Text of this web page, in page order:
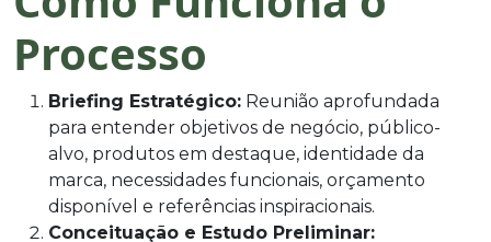
Processo
Briefing Estratégico: Reunião aprofundada
para entender objetivos de negócio, público-
alvo, produtos em destaque, identidade da
marca, necessidades funcionais, orçamento
disponível e referências inspiracionais.
Conceituação e Estudo Preliminar: